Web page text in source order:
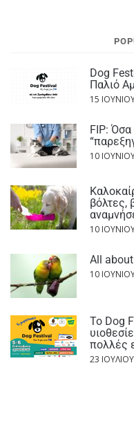
Dog
Παλιό
15
FIP: Όσα
10
βόλτες,
10
All
10
Το Dog
πολλές
23